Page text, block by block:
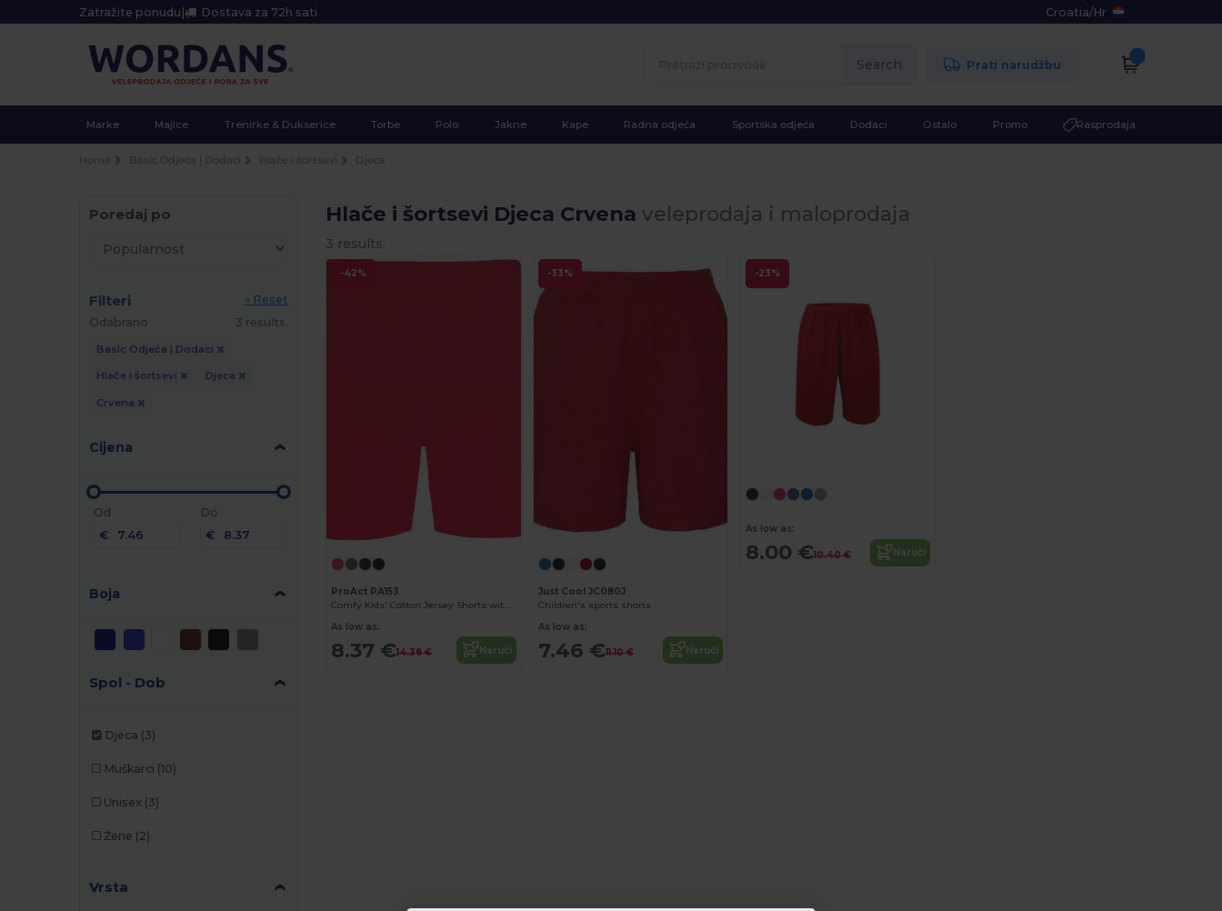
Zatražite ponudu | Dostava za 72h sati Croatia/Hr
Search Prati narudžbu
Marke Majice Trenirke & Dukserice Torbe Polo Jakne Kape Radna odjeća Sportska odjeća Dodaci Ostalo Promo Rasprodaja
Poredaj po
Filteri
« Reset
Odabrano
3 results.
Basic Odjeća | Dodaci
Hlače i šortsevi Djeca
Crvena
Cijena
Od
€
Do
€
Boja
Spol - Dob
Djeca (3)
Muškarci (10)
Unisex (3)
Žene (2)
Vrsta
Hlače i šortsevi Djeca Crvenaveleprodaja i maloprodaja
3 results.
-42%
ProAct PA153
Comfy Kids' Cotton Jersey Shorts with Pockets
As low as:
8.37 €14.38 € Naruči
-33%
Just Cool JC080J
Children's sports shorts
As low as:
7.46 €11.10 € Naruči
-23%
As low as:
8.00 €10.40 € Naruči